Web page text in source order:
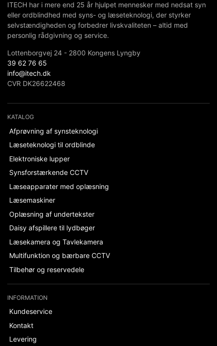
ITECH har i mere end 25 år hjulpet mennesker med nedsat syn
eller ordblindhed med syns- og læseteknologi, der styrker
selvstændigheden og forbedrer livskvaliteten – altid med
personlig rådgivning og service.
Lottenborgvej 24 - 2800 Kongens Lyngby
39 62 76 65
info@itech.dk
CVR DK26622468
KATALOG
Afprøvning af synsteknologi
Læseteknologi til ordblinde
Elektroniske lupper
Synsforstærkende CCTV
Læseapparater med oplæsning
Læsemaskiner
Oplæsning af undertekster
Daisy afspillere til lydbøger
Læsekamera og Tavlekamera
Multifunktion og bærbare CCTV
Tilbehør og reservedele
INFORMATION
Kundeservice
Kontakt
Levering